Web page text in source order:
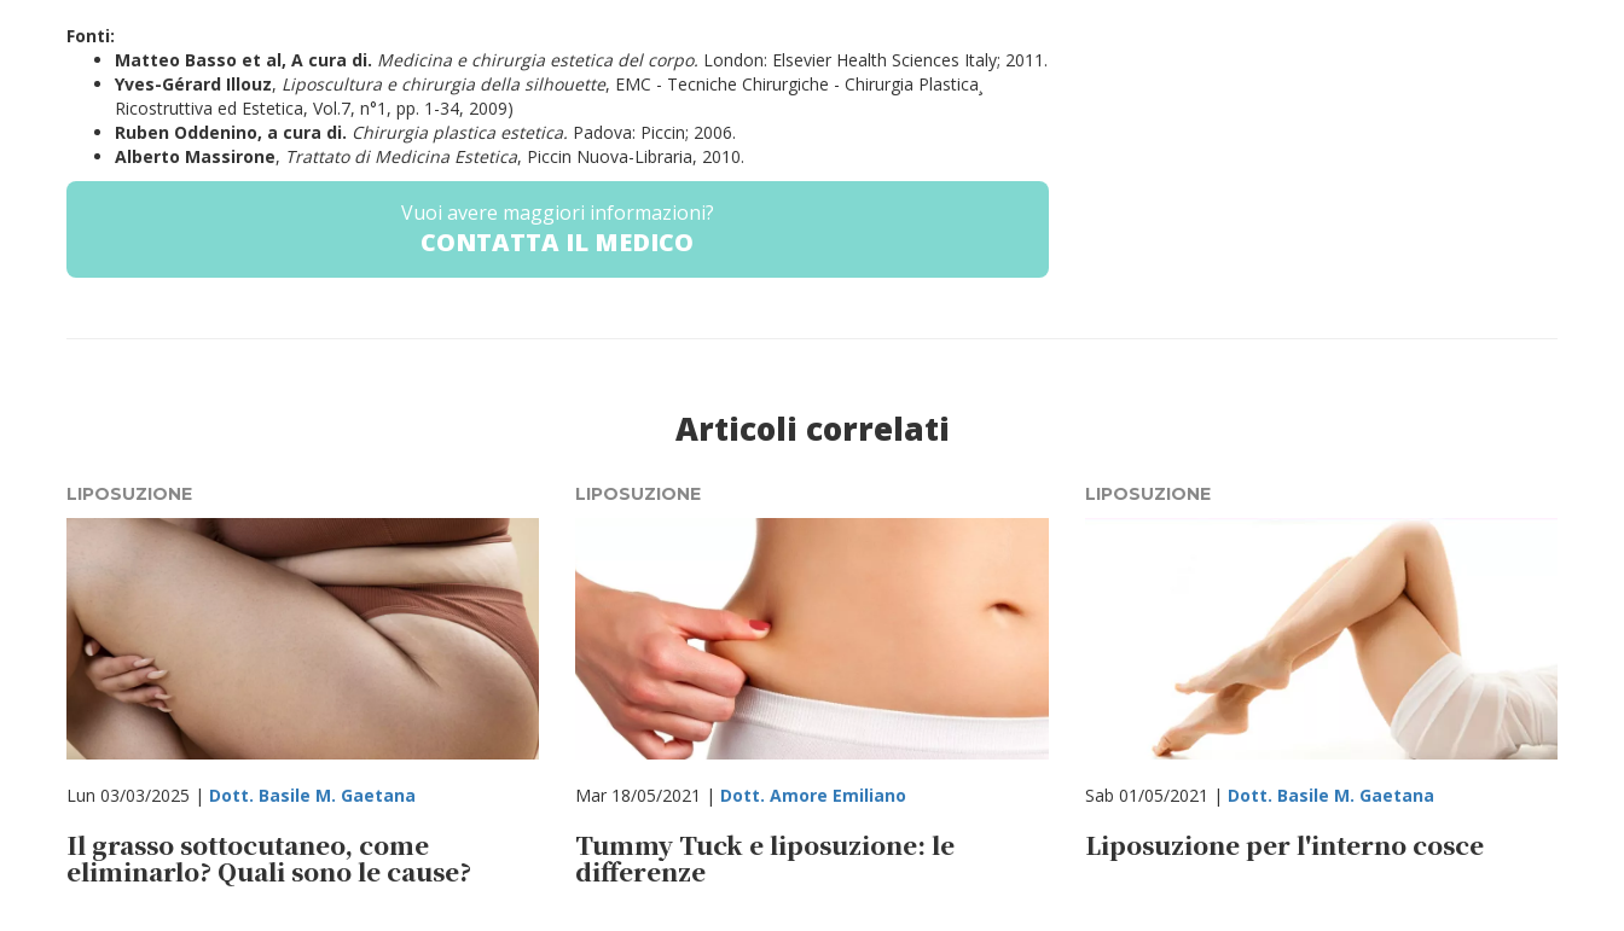
Fonti:
Matteo Basso et al, A cura di. Medicina e chirurgia estetica del corpo. London: Elsevier Health Sciences Italy; 2011.
Yves-Gérard Illouz, Liposcultura e chirurgia della silhouette, EMC - Tecniche Chirurgiche - Chirurgia Plastica¸
Ricostruttiva ed Estetica, Vol.7, n°1, pp. 1-34, 2009)
Ruben Oddenino, a cura di. Chirurgia plastica estetica. Padova: Piccin; 2006.
Alberto Massirone, Trattato di Medicina Estetica, Piccin Nuova-Libraria, 2010.
Vuoi avere maggiori informazioni?
CONTATTA IL MEDICO
Articoli correlati
LIPOSUZIONE
Lun 03/03/2025 | Dott. Basile M. Gaetana
Il grasso sottocutaneo, come
eliminarlo? Quali sono le cause?
LIPOSUZIONE
Mar 18/05/2021 | Dott. Amore Emiliano
Tummy Tuck e liposuzione: le
differenze
LIPOSUZIONE
Sab 01/05/2021 | Dott. Basile M. Gaetana
Liposuzione per l'interno cosce